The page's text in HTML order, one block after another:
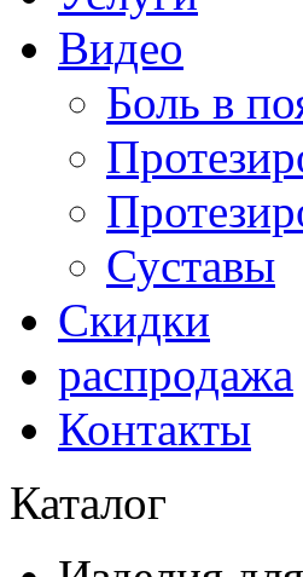
Видео
Боль в
Суставы
Скидки
распродажа
Контакты
Каталог